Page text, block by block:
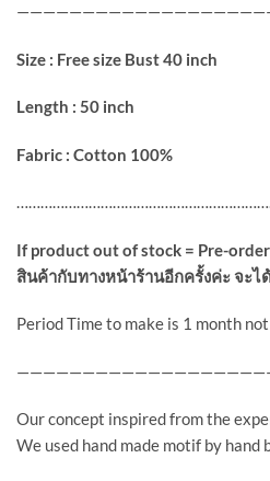
Size : Free size Bust 40 inch
Length : 50 inch
Fabric : Cotton 100%
If product out of stock = Pre-
สินค้ากับทางหน้าร้านอีกครั้งค่ะ จะไ
Period Time to make is 1 month
Our concept inspired from the
We used hand made motif by hand